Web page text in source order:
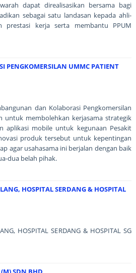
dapat direalisasikan bersama bagi
sebagai satu landasan kepada ahli-
prestasi kerja serta membantu PPUM
PENGKOMERSILAN UMMC PATIENT
dan Kolaborasi Pengkomersilan
untuk membolehkan kerjasama strategik
aplikasi mobile untuk kegunaan Pesakit
produk tersebut untuk kepentingan
agar usahasama ini berjalan dengan baik
dua belah pihak.
HOSPITAL SERDANG & HOSPITAL
HOSPITAL SERDANG & HOSPITAL SG